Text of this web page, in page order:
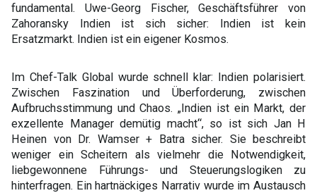
fundamental. Uwe-Georg Fischer, Geschäftsführer von
Zahoransky
Indien ist sich sicher: Indien ist kein
Ersatzmarkt. Indien ist ein eigener Kosmos.
Im Chef-Talk Global wurde schnell klar: Indien polarisiert.
Zwischen Faszination und Überforderung, zwischen
Aufbruchsstimmung und Chaos. „Indien ist ein Markt, der
exzellente Manager demütig macht“, so ist sich Jan H
Heinen von Dr. Wamser + Batra sicher. Sie beschreibt
weniger ein Scheitern als vielmehr die Notwendigkeit,
liebgewonnene Führungs- und Steuerungslogiken zu
hinterfragen. Ein hartnäckiges Narrativ wurde im Austausch